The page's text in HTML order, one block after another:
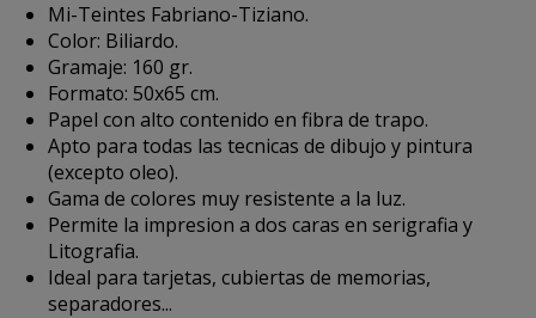
Mi-Teintes Fabriano-Tiziano.
Color: Biliardo.
Gramaje: 160 gr.
Formato: 50x65 cm.
Papel con alto contenido en fibra de trapo.
Apto para todas las tecnicas de dibujo y pintura
(excepto oleo).
Gama de colores muy resistente a la luz.
Permite la impresion a dos caras en serigrafia y
Litografia.
Ideal para tarjetas, cubiertas de memorias,
separadores...